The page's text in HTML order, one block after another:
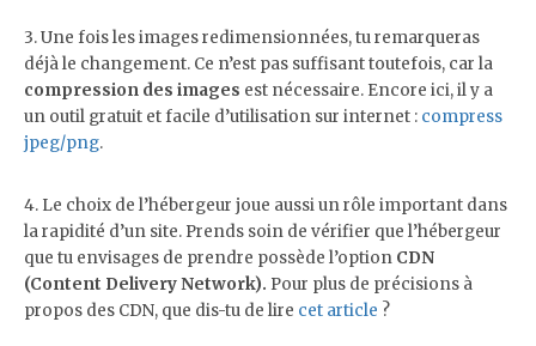
3. Une fois les images redimensionnées, tu remarqueras
déjà le changement. Ce n’est pas suffisant toutefois, car la
compression des images est nécessaire. Encore ici, il y a
un outil gratuit et facile d’utilisation sur internet : compress
jpeg/png.
4. Le choix de l’hébergeur joue aussi un rôle important dans
la rapidité d’un site. Prends soin de vérifier que l’hébergeur
que tu envisages de prendre possède l’option CDN
(Content Delivery Network). Pour plus de précisions à
propos des CDN, que dis-tu de lire cet article ?